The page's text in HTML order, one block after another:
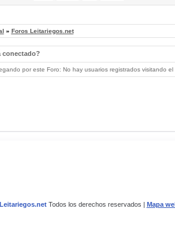
» Foros Leitariegos.net
conectado?
por este Foro: No hay usuarios registrados visitando
Leitariegos.netTodos los derechos reservados | Mapa